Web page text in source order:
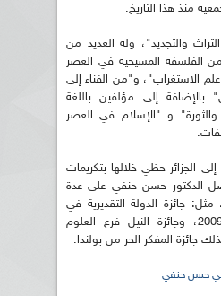
منذ هذا التاريخ.
والتجديد"، وله العديد من
الفلسفة المسيحية في العصر
الاستغراب"، و"من الفناء إلى
بالإضافة إلى مؤلفين باللغة
والثورة" و "الإسلام في العصر
الجزائر حظي خلالها بتكريمات
الدكتور حسن حنفي على عدة
جائزة الدولة التقديرية في
العلوم الاجتماعية عام 2009، وجائزة النيل فرع العلوم
حسن حنفي